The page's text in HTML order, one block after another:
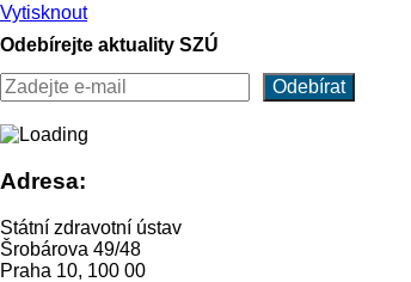
Vytisknout
Odebírejte aktuality SZÚ
Adresa:
Státní zdravotní ústav
Šrobárova 49/48
Praha 10, 100 00